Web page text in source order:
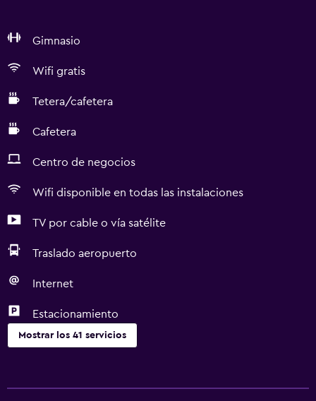
Gimnasio
Wifi gratis
Tetera/cafetera
Cafetera
Centro de negocios
Wifi disponible en todas las instalaciones
TV por cable o vía satélite
Traslado aeropuerto
Internet
Estacionamiento
Mostrar los 41 servicios
Wifi gratis